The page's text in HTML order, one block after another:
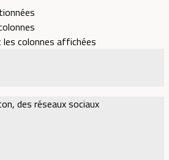
colonnes affichées
des réseaux sociaux